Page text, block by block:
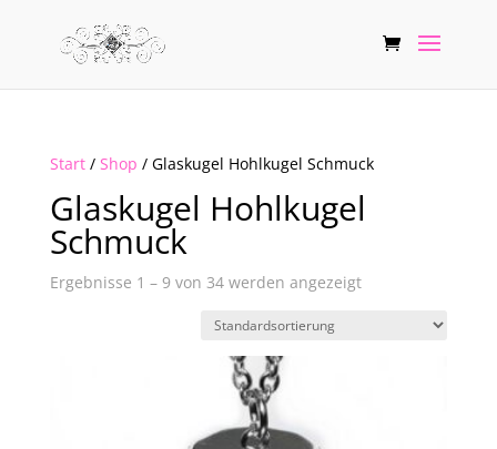
Start/ Shop / Glaskugel Hohlkugel Schmuck
Glaskugel Hohlkugel
Schmuck
Ergebnisse 1 – 9 von 34 werden angezeigt